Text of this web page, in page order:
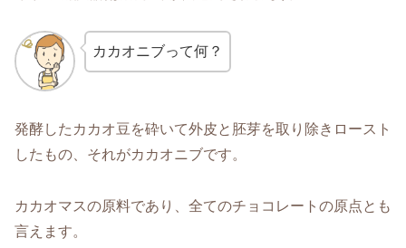
カカオニブって何？
発酵したカカオ豆を砕いて外皮と胚芽を取り除きロースト
したもの、それがカカオニブです。
カカオマスの原料であり、全てのチョコレートの原点とも
言えます。